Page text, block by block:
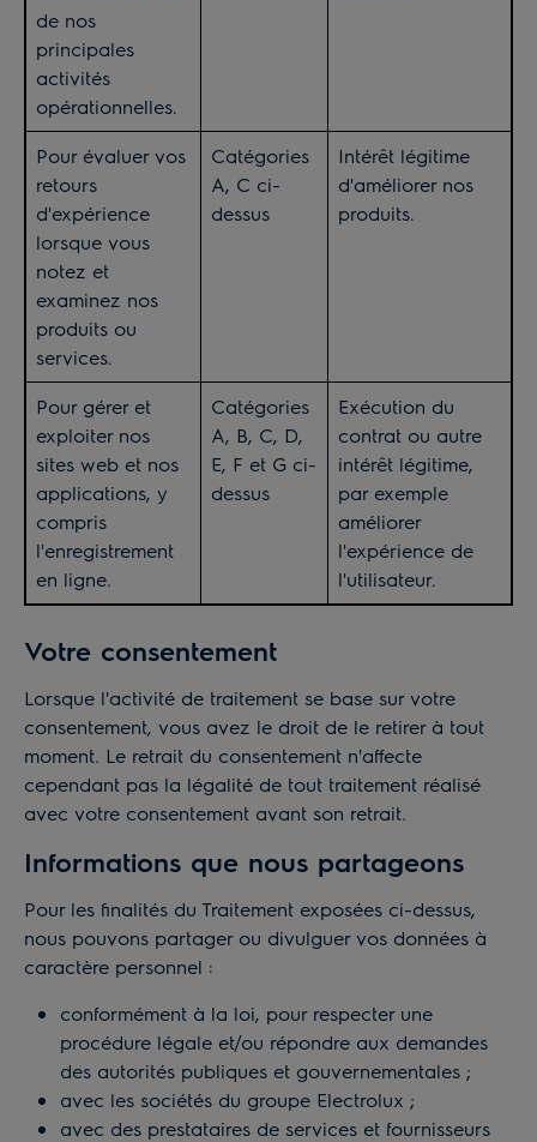
de nos
principales
activités
opérationnelles.
Pour évaluer vos
retours
d'expérience
lorsque vous
notez et
examinez nos
produits ou
services.
Catégories
A, C ci-
dessus
Intérêt légitime
d'améliorer nos
produits.
Pour gérer et
exploiter nos
sites web et nos
applications, y
compris
l'enregistrement
en ligne.
Catégories
A, B, C, D,
E, F et G ci-
dessus
Exécution du
contrat ou autre
intérêt légitime,
par exemple
améliorer
l'expérience de
l'utilisateur.
Votre consentement
Lorsque l'activité de traitement se base sur votre
consentement, vous avez le droit de le retirer à tout
moment. Le retrait du consentement n'affecte
cependant pas la légalité de tout traitement réalisé
avec votre consentement avant son retrait.
Informations que nous partageons
Pour les finalités du Traitement exposées ci-dessus,
nous pouvons partager ou divulguer vos données à
caractère personnel :
conformément à la loi, pour respecter une
procédure légale et/ou répondre aux demandes
des autorités publiques et gouvernementales ;
avec les sociétés du groupe Electrolux ;
avec des prestataires de services et fournisseurs